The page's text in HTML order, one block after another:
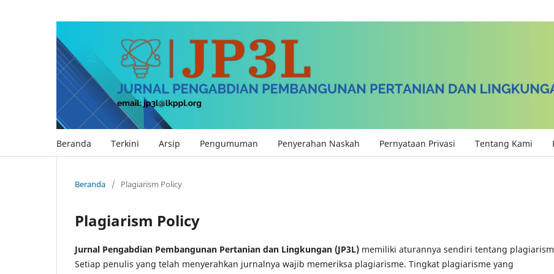
Beranda Terkini Arsip Pengumuman Penyerahan Naskah Pernyataan Privasi Tentang Kami
Beranda / Plagiarism Policy
Plagiarism Policy
Jurnal Pengabdian Pembangunan Pertanian dan Lingkungan (JP3L) memiliki aturannya sendiri tentang
Setiap penulis yang telah menyerahkan jurnalnya wajib memeriksa plagiarisme. Tingkat plagiarisme yang